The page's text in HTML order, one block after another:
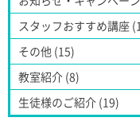
スタッフおすすめ講座
その他 (15)
教室紹介 (8)
生徒様のご紹介 (19)